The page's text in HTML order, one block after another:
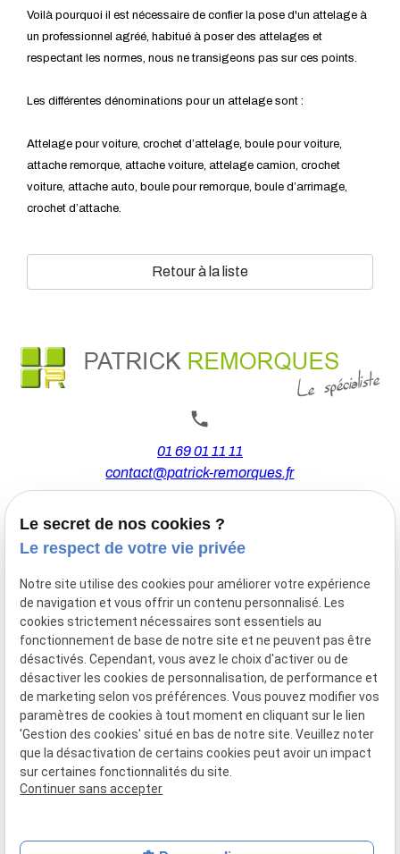
Voilà pourquoi il est nécessaire de confier la pose d'un attelage à
un professionnel agréé, habitué à poser des attelages et
respectant les normes, nous ne transigeons pas sur ces points.
Les différentes dénominations pour un attelage sont :
Attelage pour voiture, crochet d’attelage, boule pour voiture,
attache remorque, attache voiture, attelage camion, crochet
voiture, attache auto, boule pour remorque, boule d’arrimage,
crochet d’attache.
Retour à la liste
01 69 01 11 11
contact@patrick-remorques.fr
44 Avenue de la Division Leclerc
91160 BALLAINVILLIERS
Du Mardi au Samedi
De 9h00 à 12h30 et de 13h30 à 18h00
Le Lundi sur rendez-vous.
Mentions
légales
Politique de
confidentialité
Gestion
des
cookies
Plan du
site
Siret :77556328100028
Le secret de nos cookies ?
Le respect de votre vie privée
Notre site utilise des cookies pour améliorer votre expérience
de navigation et vous offrir un contenu personnalisé. Les
cookies strictement nécessaires sont essentiels au
fonctionnement de base de notre site et ne peuvent pas être
désactivés. Cependant, vous avez le choix d'activer ou de
désactiver les cookies de personnalisation, de performance et
de marketing selon vos préférences. Vous pouvez modifier vos
paramètres de cookies à tout moment en cliquant sur le lien
'Gestion des cookies' situé en bas de notre site. Veuillez noter
que la désactivation de certains cookies peut avoir un impact
sur certaines fonctionnalités du site.
Continuer sans accepter